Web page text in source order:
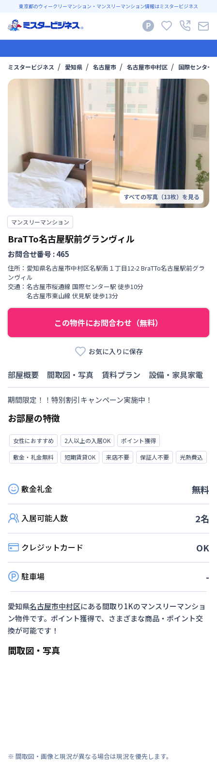
東京都のウィークリーマンション・マンスリーマンション情報はミスタービジネス
ミスタービジネス 愛知県 名古屋市 名古屋市中村区 国際センター
すべての写真（13枚）を見る
マンスリーマンション
BraTTo名古屋駅前グランヴィル
お問合せ番号 :465
住所： 愛知県名古屋市中村区名駅南 １丁目12-2 BraTTo名古屋駅前グラ
ンヴィル
交通： 名古屋市桜通線 国際センター駅 徒歩10分
名古屋市東山線 伏見駅 徒歩13分
この物件にお問合わせ（無料）
お気に入りに保存
部屋概要 間取図・写真 賃料プラン 設備・家具家電
期間限定！！特別割引キャンペーン実施中！
お部屋の特徴
女性におすすめ 2人以上の入居OK
ポイント獲得
敷金・礼金無料
短期賃貸OK 来店不要 保証人不要 光熱費込
敷金礼金 無料
入居可能人数 2名
クレジットカード OK
駐車場 -
愛知県名古屋市中村区にある間取り1Kのマンスリーマンショ
ン物件です。ポイント獲得で、さまざまな商品・ポイント交
換が可能です！
間取図・写真
※ 間取図・画像と現況が異なる場合は現況を優先します。